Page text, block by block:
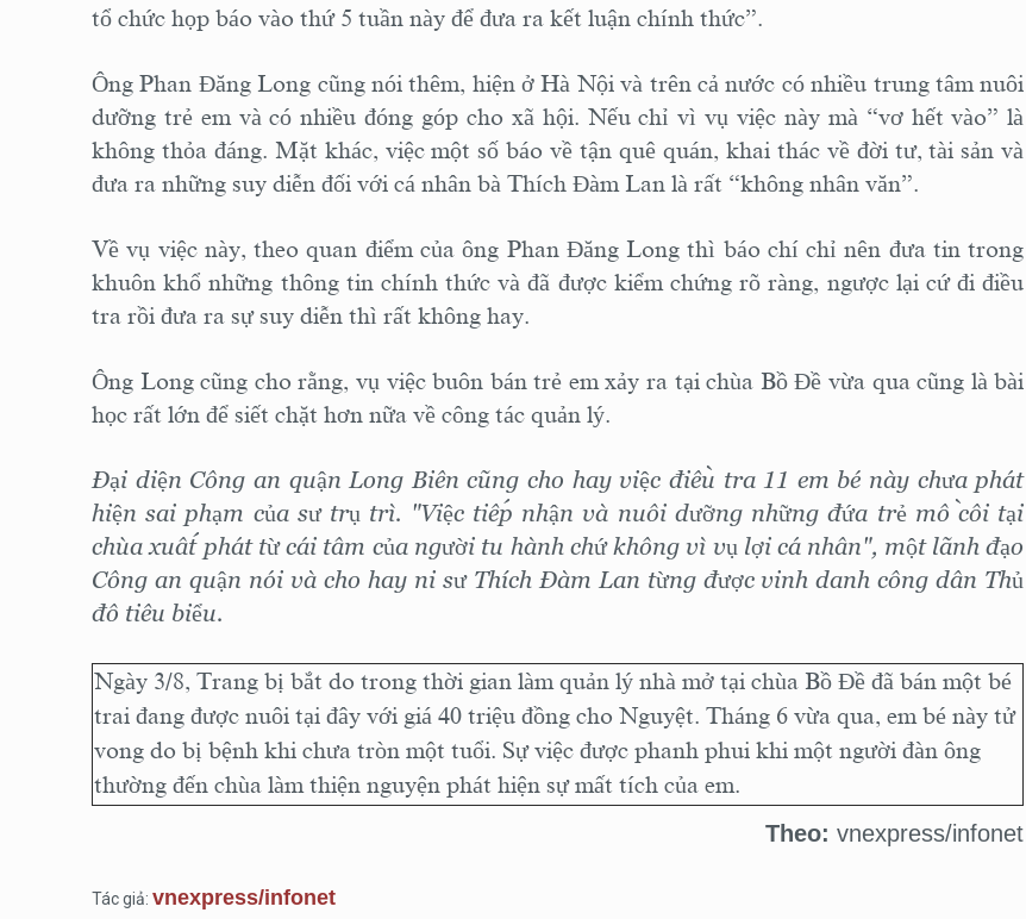
tổ chức họp báo vào thứ 5 tuần này để đưa ra kết luận chính thức”.
Ông Phan Đăng Long cũng nói thêm, hiện ở Hà Nội và trên cả nước có nhiều trung tâm nuôi
dưỡng trẻ em và có nhiều đóng góp cho xã hội. Nếu chỉ vì vụ việc này mà “vơ hết vào” là
không thỏa đáng. Mặt khác, việc một số báo về tận quê quán, khai thác về đời tư, tài sản và
đưa ra những suy diễn đối với cá nhân bà Thích Đàm Lan là rất “không nhân văn”.
Về vụ việc này, theo quan điểm của ông Phan Đăng Long thì báo chí chỉ nên đưa tin trong
khuôn khổ những thông tin chính thức và đã được kiểm chứng rõ ràng, ngược lại cứ đi điều
tra rồi đưa ra sự suy diễn thì rất không hay.
Ông Long cũng cho rằng, vụ việc buôn bán trẻ em xảy ra tại chùa Bồ Đề vừa qua cũng là bài
học rất lớn để siết chặt hơn nữa về công tác quản lý.
Đại diện Công an quận Long Biên cũng cho hay việc điều tra 11 em bé này chưa phát
hiện sai phạm của sư trụ trì. "Việc tiếp nhận và nuôi dưỡng những đứa trẻ mồ côi tại
chùa xuất phát từ cái tâm của người tu hành chứ không vì vụ lợi cá nhân", một lãnh đạo
Công an quận nói và cho hay ni sư Thích Đàm Lan từng được vinh danh công dân Thủ
đô tiêu biểu.
Ngày 3/8, Trang bị bắt do trong thời gian làm quản lý nhà mở tại chùa Bồ Đề đã bán một bé
trai đang được nuôi tại đây với giá 40 triệu đồng cho Nguyệt. Tháng 6 vừa qua, em bé này tử
vong do bị bệnh khi chưa tròn một tuổi. Sự việc được phanh phui khi một người đàn ông
thường đến chùa làm thiện nguyện phát hiện sự mất tích của em.
Theo:vnexpress/infonet
Tác giả: vnexpress/infonet